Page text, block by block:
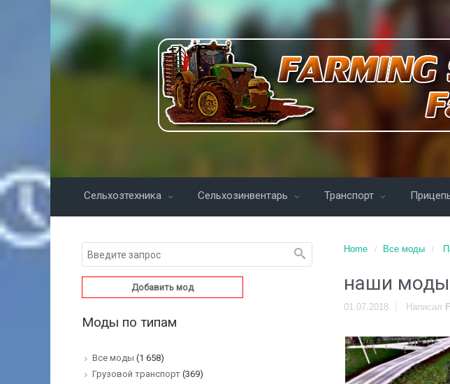
Сельхозтехника Сельхозинвентарь Транспорт
Home Все моды
наши моды
01.07.2018 Написал
Добавить мод
Моды по типам
Все моды (1 658)
Грузовой транспорт (369)